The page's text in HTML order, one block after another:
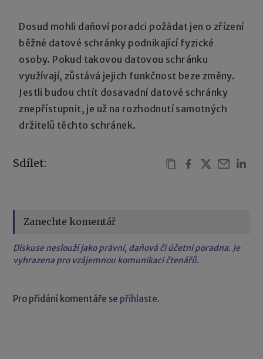
Dosud mohli daňoví poradci požádat jen o zřízení
běžné datové schránky podnikající fyzické
osoby. Pokud takovou datovou schránku
využívají, zůstává jejich funkčnost beze změny.
Jestli budou chtít dosavadní datové schránky
znepřístupnit, je už na rozhodnutí samotných
držitelů těchto schránek.
Sdílet:
Zanechte komentář
Diskuse neslouží jako právní, daňová či účetní poradna. Je
vyhrazena pro vzájemnou komunikaci čtenářů.
Pro přidání komentáře se přihlaste.